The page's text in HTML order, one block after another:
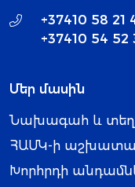
+37410 58 21
+37410 54 52
Մեր մասին
Նախագահ և
ՀԱՄԿ-ի
Խորհրդի